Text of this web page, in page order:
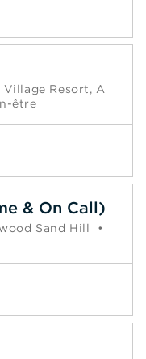
Village Resort, A
être
& On Call)
Sand Hill
•